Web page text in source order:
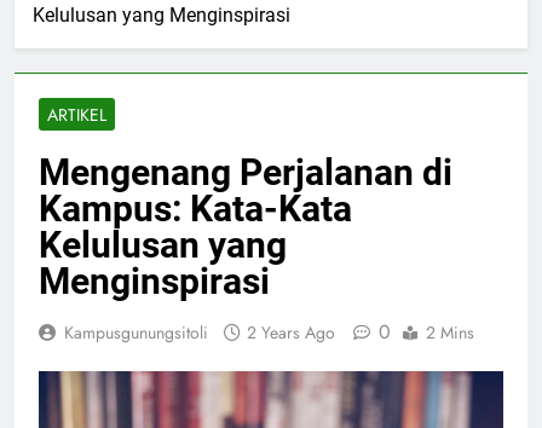
Kelulusan yang Menginspirasi
ARTIKEL
Mengenang Perjalanan di
Kampus: Kata-Kata
Kelulusan yang
Menginspirasi
Kampusgunungsitoli 2 Years Ago 0 2 Mins